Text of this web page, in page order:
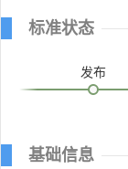
标准状态
发布
基础信息